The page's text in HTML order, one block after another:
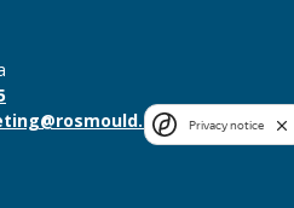
Privacy notice